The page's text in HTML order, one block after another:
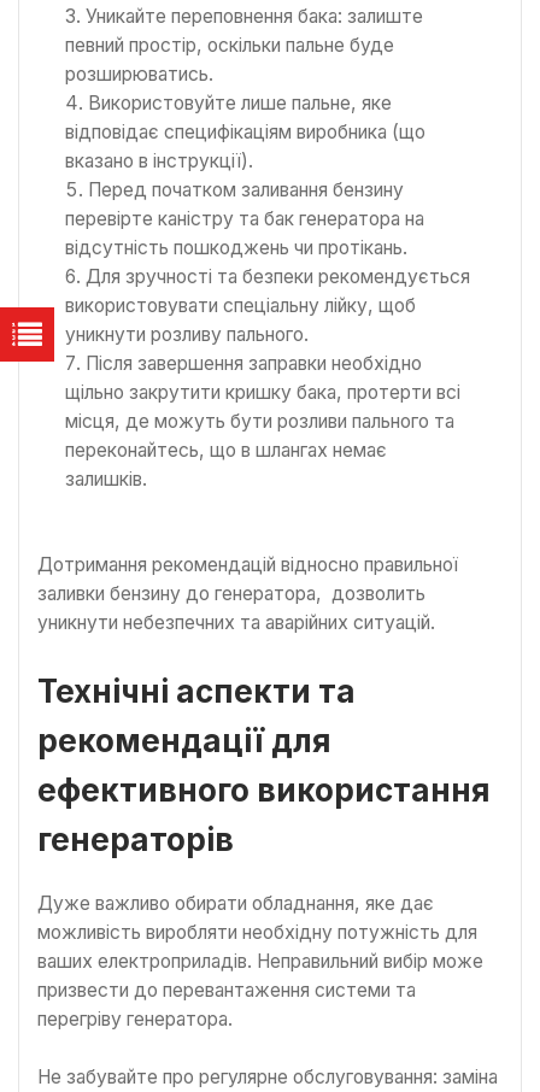
Уникайте переповнення бака: залиште
певний простір, оскільки пальне буде
розширюватись.
Використовуйте лише пальне, яке
відповідає специфікаціям виробника (що
вказано в інструкції).
Перед початком заливання бензину
перевірте каністру та бак генератора на
відсутність пошкоджень чи протікань.
Для зручності та безпеки рекомендується
використовувати спеціальну лійку, щоб
уникнути розливу пального.
Після завершення заправки необхідно
щільно закрутити кришку бака, протерти всі
місця, де можуть бути розливи пального та
переконайтесь, що в шлангах немає
залишків.
Дотримання рекомендацій відносно правильної
заливки бензину до генератора, дозволить
уникнути небезпечних та аварійних ситуацій.
Технічні аспекти та
рекомендації для
ефективного використання
генераторів
Дуже важливо обирати обладнання, яке дає
можливість виробляти необхідну потужність для
ваших електроприладів. Неправильний вибір може
призвести до перевантаження системи та
перегріву генератора.
Не забувайте про регулярне обслуговування: заміна